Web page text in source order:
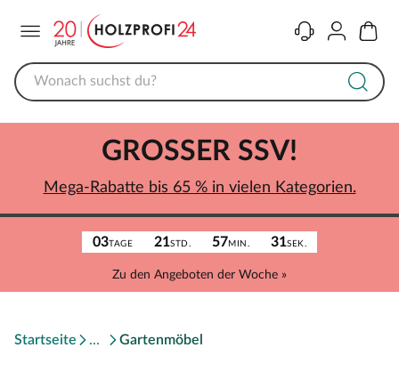
KontaktKonto
03TAGE 21STD. 57MIN. 31SEK.
Zu den Angeboten der Woche »
GROSSER SSV!
Mega-Rabatte bis 65 % in vielen Kategorien.
Startseite Gartenmöbel